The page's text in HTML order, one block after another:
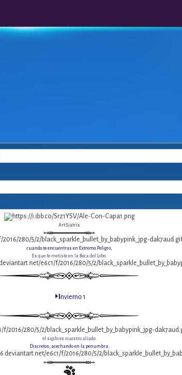
Art:Siatris
cuando te encuentras en Extremo Peligro,
Es que te metiste en la Boca del Lobo.
nvierno 1
el sigilo es nuestro aliado.
Discretos, acechando en la penumbra: